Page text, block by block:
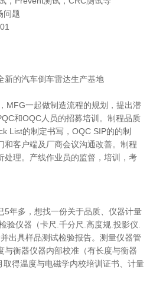
问题
新的汽车倒车雷达生产基地
MFG一起做制造流程的规划，提出潜
和OQC人员的招募培训。制程品质
List的制定书写，OQC SIP的的制
和客户端及厂商会议沟通改善。制程
处理。产线作业员的监督，培训，考
5年多，想找一份关于品质、仪器计量
验仪器（卡尺.千分尺.高度规.投影仪.
出具样品测试检验报告。测量仪器管
与衡器仪器内部校准（有长度与衡器
得温度与电磁学内校培训证书、计量